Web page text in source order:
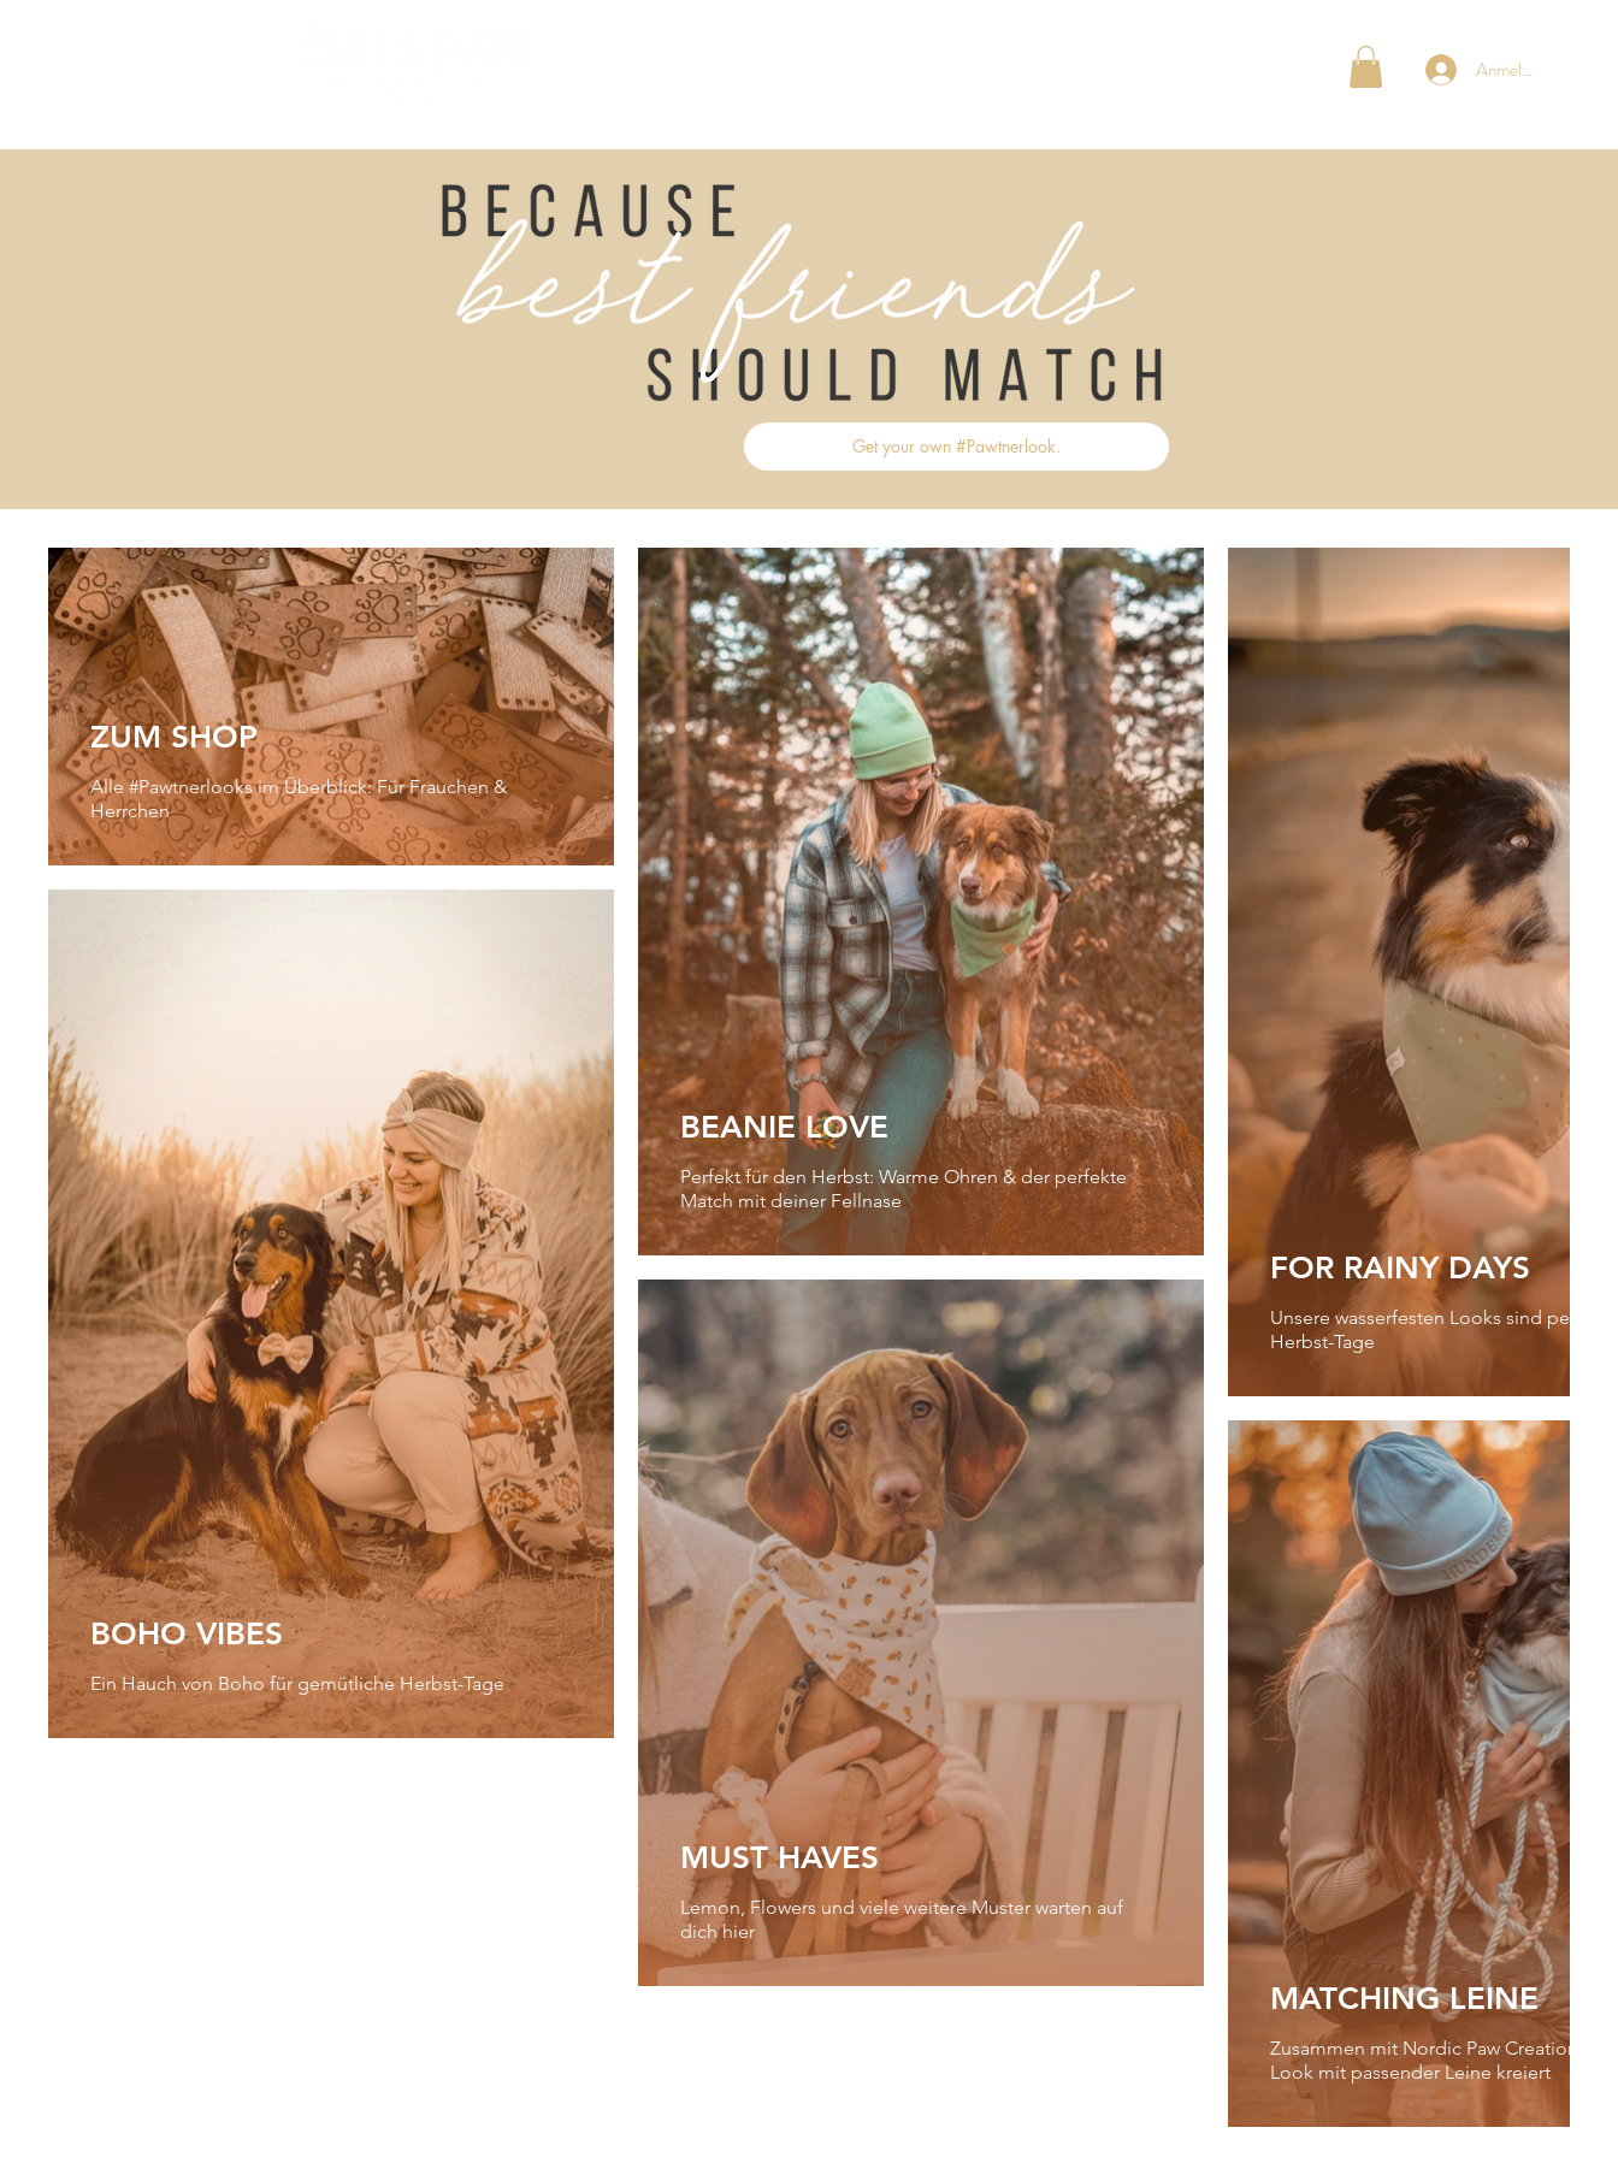
Anmelden
Get your own #Pawtnerlook.
ZUM SHOP
Alle #Pawtnerlooks im Überblick: Für Frauchen &
Herrchen
BEANIE LOVE
Perfekt für den Herbst: Warme Ohren & der perfekte
Match mit deiner Fellnase
FOR RAINY DAYS
Unsere wasserfesten Looks sind perfekt
Herbst-Tage
BOHO VIBES
Ein Hauch von Boho für gemütliche Herbst-Tage
MUST HAVES
Lemon, Flowers und viele weitere Muster warten auf
dich hier
MATCHING LEINE
Zusammen mit Nordic Paw Creations
Look mit passender Leine kreiert